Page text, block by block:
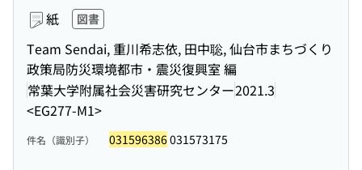
紙 図書
Team Sendai, 重川希志依, 田中聡, 仙台市まちづくり
政策局防災環境都市・震災復興室 編
常葉大学附属社会災害研究センター2021.3
<EG277-M1>
件名（識別子） 031596386031573175